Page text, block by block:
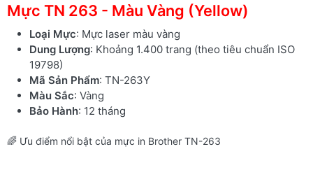
Mực TN 263 - Màu Vàng (Yellow)
Loại Mực: Mực laser màu vàng
Dung Lượng: Khoảng 1.400 trang (theo tiêu chuẩn ISO
19798)
Mã Sản Phẩm: TN-263Y
Màu Sắc: Vàng
Bảo Hành: 12 tháng
🌈 Ưu điểm nổi bật của mực in Brother TN-263